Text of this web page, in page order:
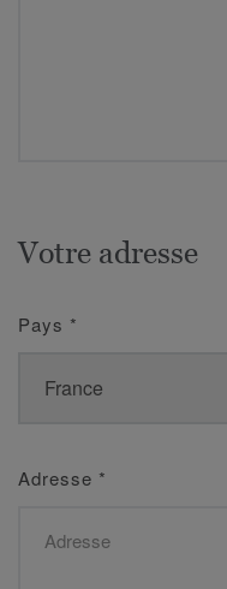
Votre adresse
Pays *
Adresse *